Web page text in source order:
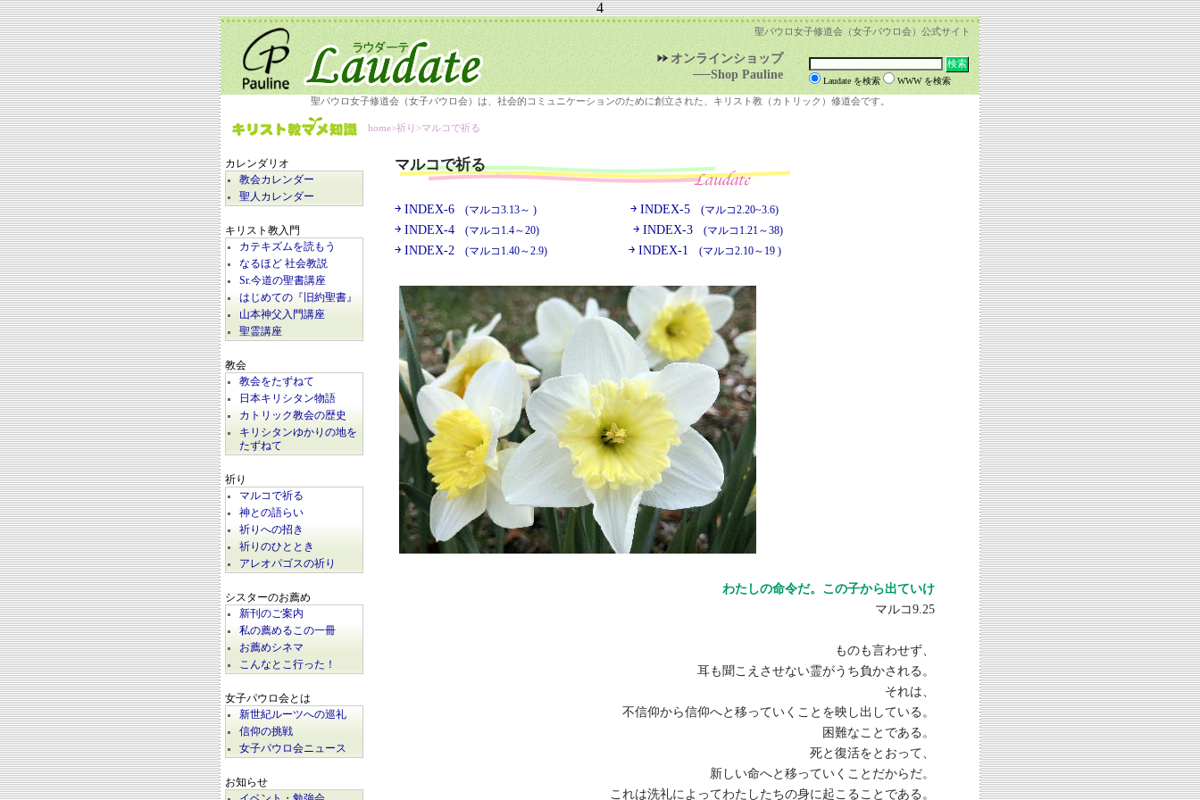
4
聖パウロ女子修道会（女子パウロ会）公式サイト
オンラインショップ
──Shop Pauline
Laudate を検索 WWW を検索
聖パウロ女子修道会（女子パウロ会）は、社会的コミュニケーションのために創立された、キリスト教（カトリック）修道会です。
カレンダリオ
教会カレンダー
聖人カレンダー
キリスト教入門
カテキズムを読もう
なるほど 社会教説
Sr.今道の聖書講座
はじめての『旧約聖書』
山本神父入門講座
聖霊講座
教会
教会をたずねて
日本キリシタン物語
カトリック教会の歴史
キリシタンゆかりの地を
たずねて
祈り
マルコで祈る
神との語らい
祈りへの招き
祈りのひととき
アレオパゴスの祈り
シスターのお薦め
新刊のご案内
私の薦めるこの一冊
お薦めシネマ
こんなとこ行った！
女子パウロ会とは
新世紀ルーツへの巡礼
信仰の挑戦
女子パウロ会ニュース
お知らせ
home>祈り>マルコで祈る
マルコで祈る
￫ INDEX-6 (マルコ3.13～ ) ￫ INDEX-5 (マルコ2.20~3.6)
￫ INDEX-4 (マルコ1.4～20) ￫ INDEX-3 (マルコ1.21～38)
￫ INDEX-2 (マルコ1.40～2.9) ￫ INDEX-1 (マルコ2.10～19 )
わたしの命令だ。この子から出ていけ
マルコ9.25
ものも言わせず、
耳も聞こえさせない霊がうち負かされる。
それは、
不信仰から信仰へと移っていくことを映し出している。
困難なことである。
死と復活をとおって、
新しい命へと移っていくことだからだ。
これは洗礼によってわたしたちの身に起こることである。